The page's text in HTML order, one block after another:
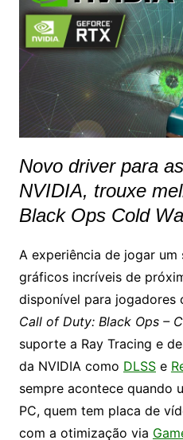
Novo driver para
NVIDIA, trouxe
Black Ops Cold
A experiência de jogar
gráficos incríveis de
disponível para jogadores
Call of Duty: Black Ops –
suporte a Ray Tracing e
da NVIDIA como DLSSe
sempre acontece quando
PC, quem tem placa de
com a otimização via